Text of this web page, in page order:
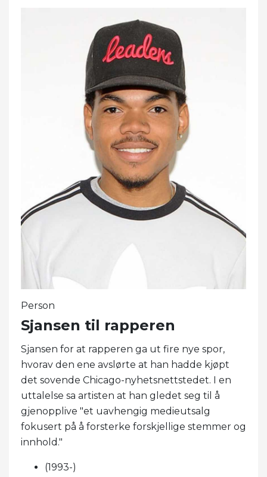
Person
Sjansen til rapperen
Sjansen for at rapperen ga ut fire nye spor,
hvorav den ene avslørte at han hadde kjøpt
det sovende Chicago-nyhetsnettstedet. I en
uttalelse sa artisten at han gledet seg til å
gjenopplive "et uavhengig medieutsalg
fokusert på å forsterke forskjellige stemmer og
innhold."
(1993-)